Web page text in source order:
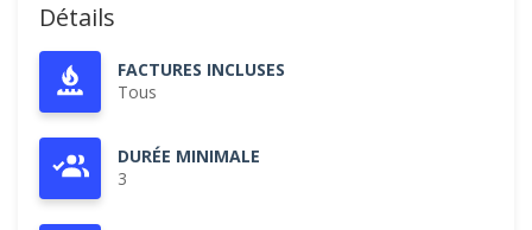
Détails
FACTURES INCLUSES
Tous
DURÉE MINIMALE
3